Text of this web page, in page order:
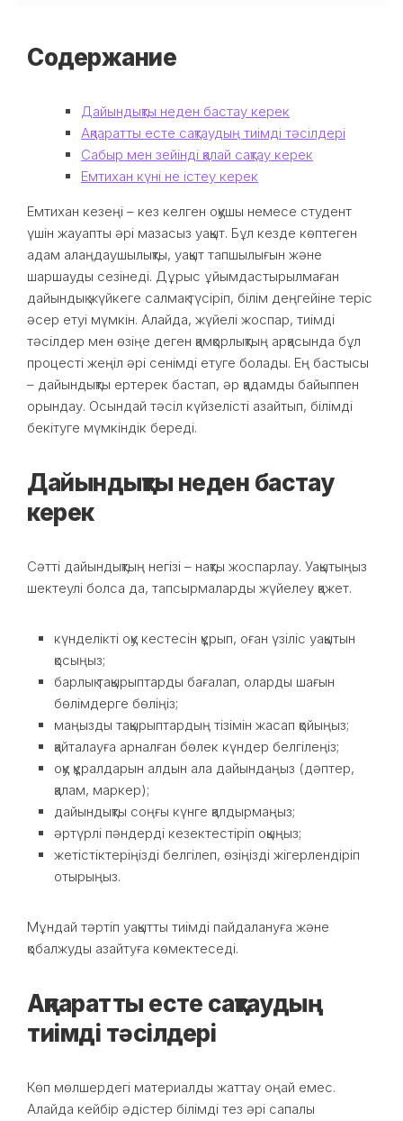
Содержание
Дайындықты неден бастау керек
Ақпаратты есте сақтаудың тиімді тәсілдері
Сабыр мен зейінді қалай сақтау керек
Емтихан күні не істеу керек
Емтихан кезеңі – кез келген оқушы немесе студент
үшін жауапты әрі мазасыз уақыт. Бұл кезде көптеген
адам алаңдаушылықты, уақыт тапшылығын және
шаршауды сезінеді. Дұрыс ұйымдастырылмаған
дайындық жүйкеге салмақ түсіріп, білім деңгейіне теріс
әсер етуі мүмкін. Алайда, жүйелі жоспар, тиімді
тәсілдер мен өзіңе деген қамқорлықтың арқасында бұл
процесті жеңіл әрі сенімді етуге болады. Ең бастысы
– дайындықты ертерек бастап, әр қадамды байыппен
орындау. Осындай тәсіл күйзелісті азайтып, білімді
бекітуге мүмкіндік береді.
Дайындықты неден бастау
керек
Сәтті дайындықтың негізі – нақты жоспарлау. Уақытыңыз
шектеулі болса да, тапсырмаларды жүйелеу қажет.
күнделікті оқу кестесін құрып, оған үзіліс уақытын
қосыңыз;
барлық тақырыптарды бағалап, оларды шағын
бөлімдерге бөліңіз;
маңызды тақырыптардың тізімін жасап қойыңыз;
қайталауға арналған бөлек күндер белгілеңіз;
оқу құралдарын алдын ала дайындаңыз (дәптер,
қалам, маркер);
дайындықты соңғы күнге қалдырмаңыз;
әртүрлі пәндерді кезектестіріп оқыңыз;
жетістіктеріңізді белгілеп, өзіңізді жігерлендіріп
отырыңыз.
Мұндай тәртіп уақытты тиімді пайдалануға және
қобалжуды азайтуға көмектеседі.
Ақпаратты есте сақтаудың
тиімді тәсілдері
Көп мөлшердегі материалды жаттау оңай емес.
Алайда кейбір әдістер білімді тез әрі сапалы